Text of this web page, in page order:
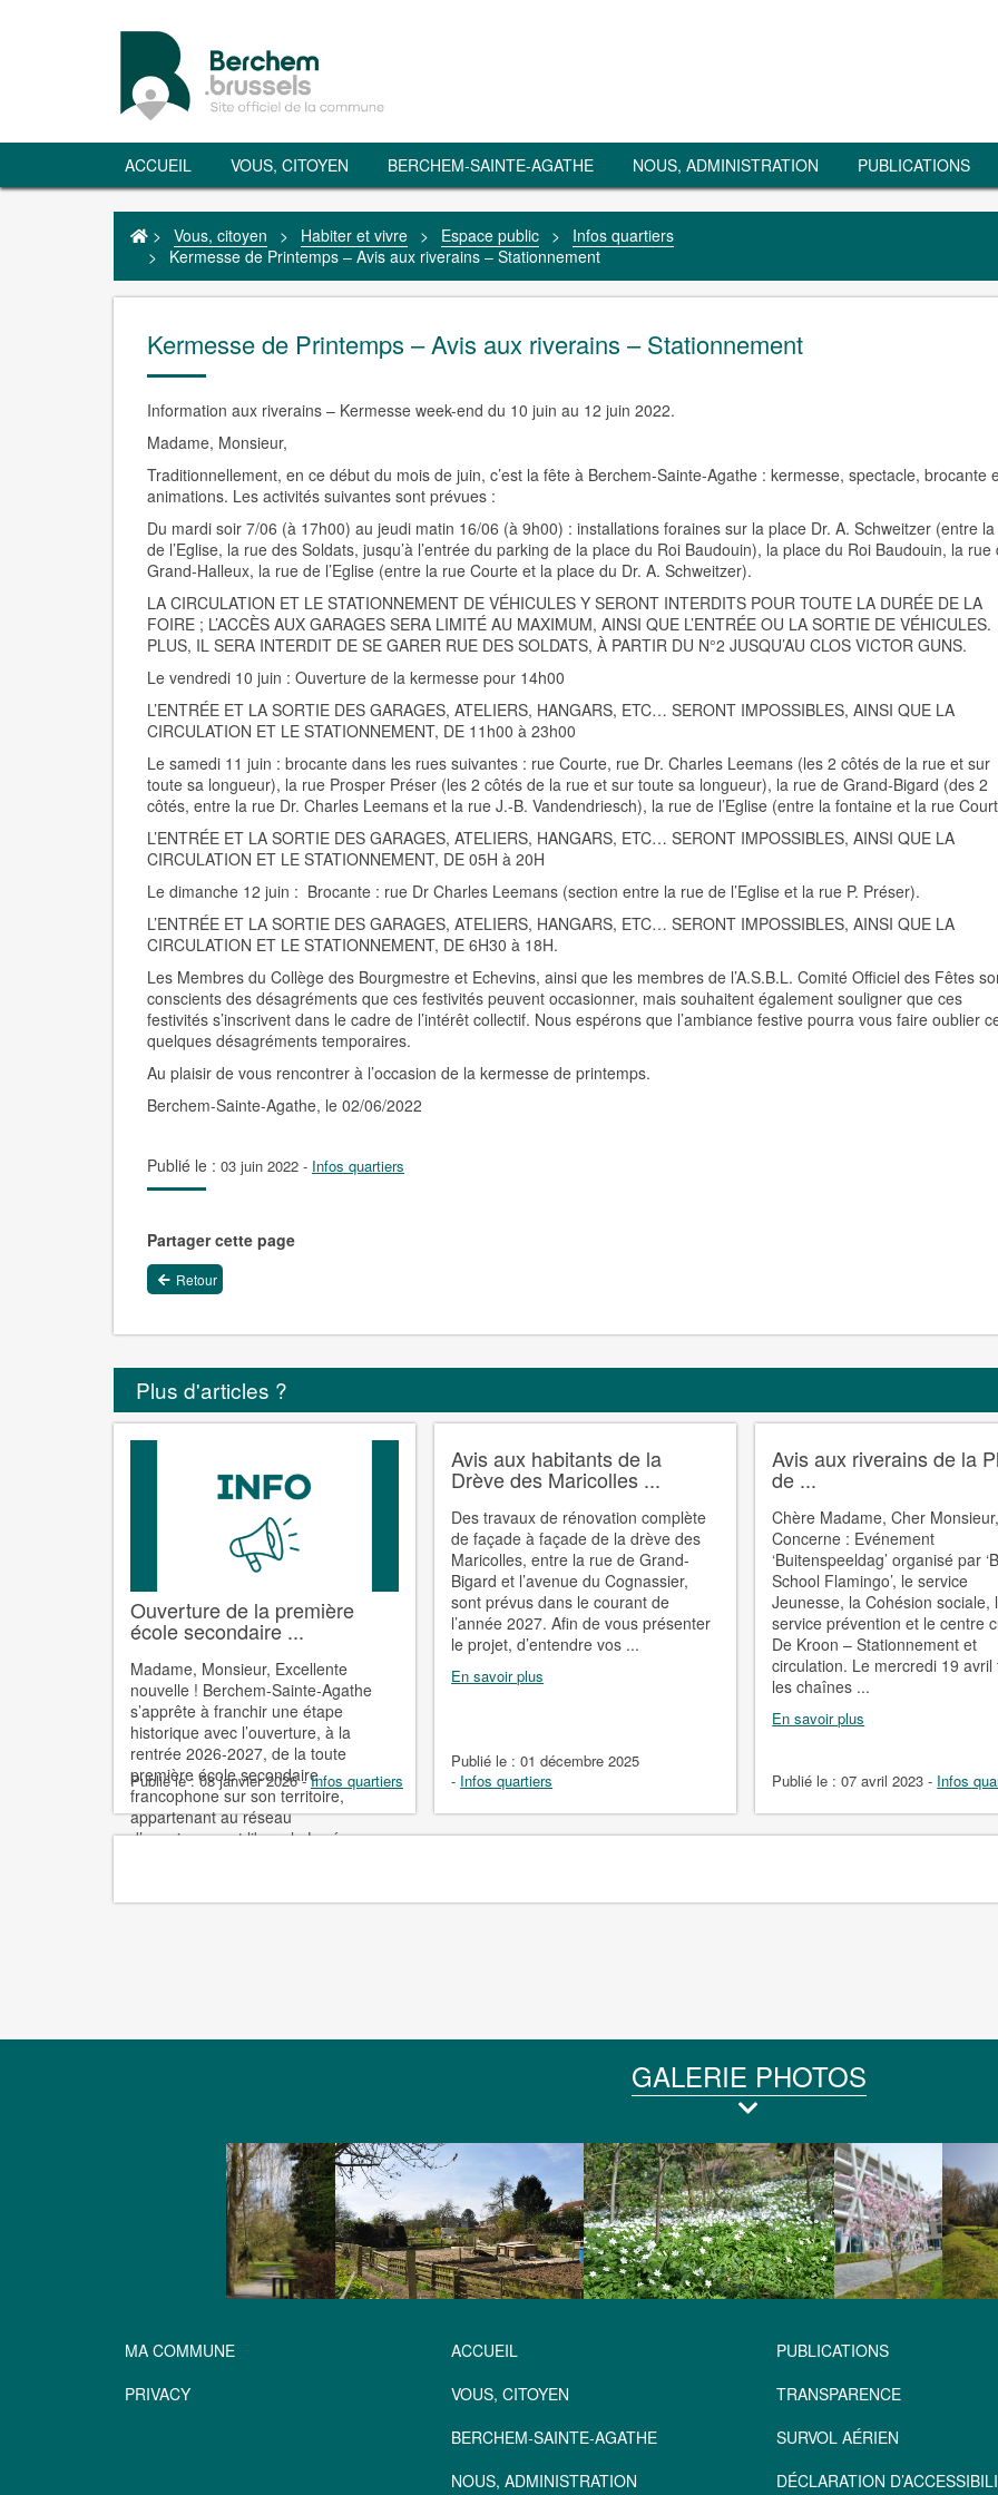
ACCUEIL VOUS, CITOYEN BERCHEM-SAINTE-AGATHE NOUS, ADMINISTRATION PUBLICATIONS
> Vous, citoyen > Habiter et vivre > Espace public >
Infos quartiers
>
Kermesse de Printemps – Avis aux riverains – Stationnement
Kermesse de Printemps – Avis aux riverains – Stationnement
Information aux riverains – Kermesse week-end du 10 juin au 12 juin 2022.
Madame, Monsieur,
Traditionnellement, en ce début du mois de juin, c’est la fête à Berchem-Sainte-Agathe : kermesse, spectacle, brocante
animations. Les activités suivantes sont prévues :
Du mardi soir 7/06 (à 17h00) au jeudi matin 16/06 (à 9h00) : installations foraines sur la place Dr. A. Schweitzer (entre
de l’Eglise, la rue des Soldats, jusqu’à l’entrée du parking de la place du Roi Baudouin), la place du Roi Baudouin, la rue
Grand-Halleux, la rue de l’Eglise (entre la rue Courte et la place du Dr. A. Schweitzer).
LA CIRCULATION ET LE STATIONNEMENT DE VÉHICULES Y SERONT INTERDITS POUR TOUTE LA DURÉE DE LA
FOIRE ; L’ACCÈS AUX GARAGES SERA LIMITÉ AU MAXIMUM, AINSI QUE L’ENTRÉE OU LA SORTIE DE
PLUS, IL SERA INTERDIT DE SE GARER RUE DES SOLDATS, À PARTIR DU N°2 JUSQU’AU CLOS VICTOR GUNS.
Le vendredi 10 juin : Ouverture de la kermesse pour 14h00
L’ENTRÉE ET LA SORTIE DES GARAGES, ATELIERS, HANGARS, ETC… SERONT IMPOSSIBLES, AINSI QUE LA
CIRCULATION ET LE STATIONNEMENT, DE 11h00 à 23h00
Le samedi 11 juin : brocante dans les rues suivantes : rue Courte, rue Dr. Charles Leemans (les 2 côtés de la rue et sur
toute sa longueur), la rue Prosper Préser (les 2 côtés de la rue et sur toute sa longueur), la rue de Grand-Bigard (des 2
côtés, entre la rue Dr. Charles Leemans et la rue J.-B. Vandendriesch), la rue de l’Eglise (entre la fontaine et la rue
L’ENTRÉE ET LA SORTIE DES GARAGES, ATELIERS, HANGARS, ETC… SERONT IMPOSSIBLES, AINSI QUE LA
CIRCULATION ET LE STATIONNEMENT, DE 05H à 20H
Le dimanche 12 juin : Brocante : rue Dr Charles Leemans (section entre la rue de l’Eglise et la rue P. Préser).
L’ENTRÉE ET LA SORTIE DES GARAGES, ATELIERS, HANGARS, ETC… SERONT IMPOSSIBLES, AINSI QUE LA
CIRCULATION ET LE STATIONNEMENT, DE 6H30 à 18H.
Les Membres du Collège des Bourgmestre et Echevins, ainsi que les membres de l’A.S.B.L. Comité Officiel des Fêtes
conscients des désagréments que ces festivités peuvent occasionner, mais souhaitent également souligner que ces
festivités s’inscrivent dans le cadre de l’intérêt collectif. Nous espérons que l’ambiance festive pourra vous faire oublier
quelques désagréments temporaires.
Au plaisir de vous rencontrer à l’occasion de la kermesse de printemps.
Berchem-Sainte-Agathe, le 02/06/2022
Publié le : 03 juin 2022 - Infos quartiers
Partager cette page
Retour
Plus d'articles ?
Ouverture de la première
école secondaire ...
Madame, Monsieur, Excellente
nouvelle ! Berchem-Sainte-Agathe
s’apprête à franchir une étape
historique avec l’ouverture, à la
rentrée 2026-2027, de la toute
première école secondaire
francophone sur son territoire,
appartenant au réseau
d’enseignement libre : le Lycée
Publié le :08 janvier 2026 -Infos quartiers
Avis aux habitants de la
Drève des Maricolles ...
Des travaux de rénovation complète
de façade à façade de la drève des
Maricolles, entre la rue de Grand-
Bigard et l’avenue du Cognassier,
sont prévus dans le courant de
l’année 2027. Afin de vous présenter
le projet, d’entendre vos ...
En savoir plus
Publié le :01 décembre 2025
- Infos quartiers
Avis aux riverains de la
de ...
Chère Madame, Cher Monsieur,
Concerne : Evénement
‘Buitenspeeldag’ organisé par
School Flamingo’, le service
Jeunesse, la Cohésion sociale,
service prévention et le centre
De Kroon – Stationnement et
circulation. Le mercredi 19 avril
les chaînes ...
En savoir plus
Publié le :07 avril 2023 - Infos
GALERIE PHOTOS
MA COMMUNE
PRIVACY
ACCUEIL
VOUS, CITOYEN
BERCHEM-SAINTE-AGATHE
NOUS, ADMINISTRATION
PUBLICATIONS
TRANSPARENCE
SURVOL AÉRIEN
DÉCLARATION